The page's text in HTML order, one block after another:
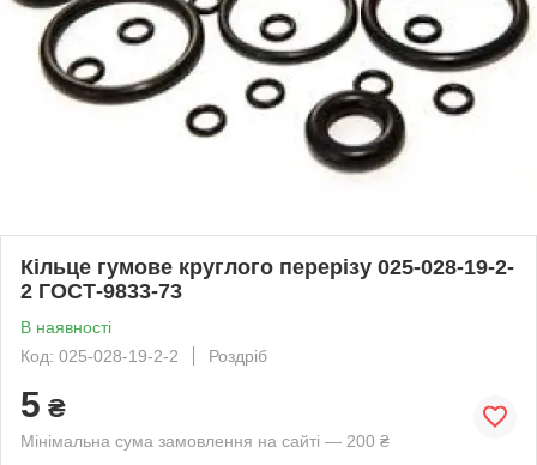
Кільце гумове круглого перерізу 025-028-19-2-
2 ГОСТ-9833-73
В наявності
Код: 025-028-19-2-2
Роздріб
5 ₴
Мінімальна сума замовлення на сайті — 200 ₴